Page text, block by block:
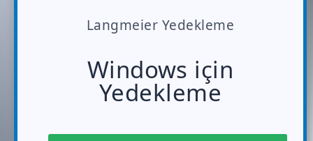
Langmeier Yedekleme
Windows için
Yedekleme